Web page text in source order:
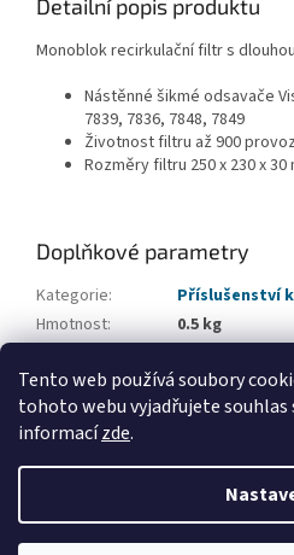
Tento web používá soubory
tohoto webu vyjadřujete souhlas
informacízde.
Detailní popis produktu
Monoblok recirkulační filtr s
Nástěnné šikmé odsavače
7839, 7836, 7848, 7849
Životnost filtru až 900
Rozměry filtru 250 x 230 x 30
Doplňkové parametry
Kategorie:
Příslušenství
Hmotnost:
0.5 kg
Typ příslušenství: Recirkulační
Vytvořil